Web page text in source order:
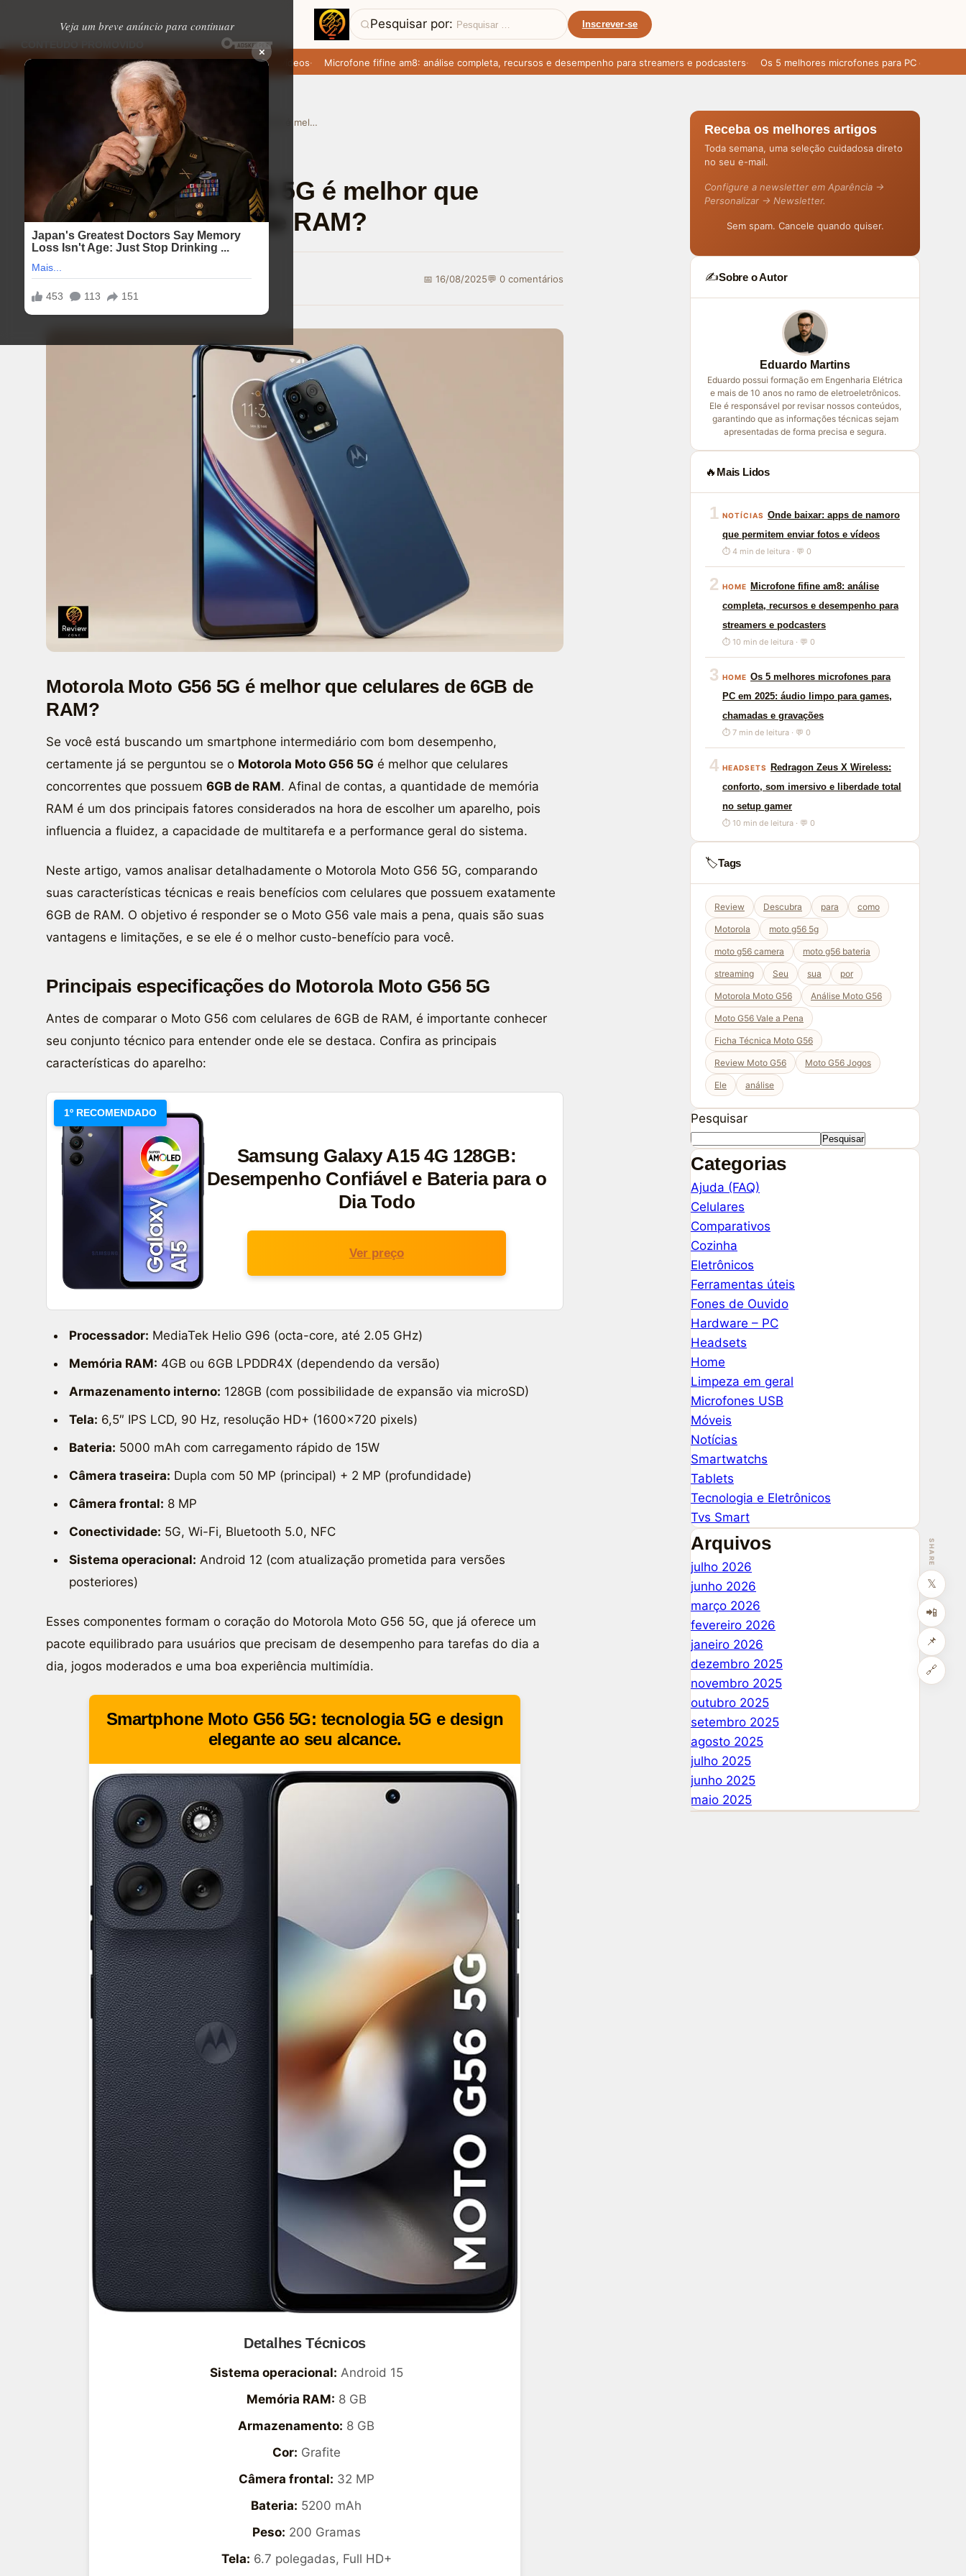
Veja um breve anúncio para continuar
×
SHARE
𝕏
📲
📌
🔗
Pesquisar por: Inscrever-se
EM ALTA
baixar: apps de namoro que permitem enviar fotos e vídeos Microfone fifine am8: análise completa, recursos e desempenho para streamers e podcasters Os 5 melhores microfones para PC em 2025:
Ajuda (FAQ) › Motorola Moto G56 5G é melhor que celulares de 6GB de RAM?
Ajuda (FAQ) ⏱ 8 min de leitura
Motorola Moto G56 5G é melhor que
celulares de 6GB de RAM?
📅 16/08/2025💬 0 comentários
Motorola Moto G56 5G é melhor que celulares de 6GB de
RAM?
Se você está buscando um smartphone intermediário com bom desempenho,
certamente já se perguntou se o Motorola Moto G56 5G é melhor que celulares
concorrentes que possuem 6GB de RAM. Afinal de contas, a quantidade de memória
RAM é um dos principais fatores considerados na hora de escolher um aparelho, pois
influencia a fluidez, a capacidade de multitarefa e a performance geral do sistema.
Neste artigo, vamos analisar detalhadamente o Motorola Moto G56 5G, comparando
suas características técnicas e reais benefícios com celulares que possuem exatamente
6GB de RAM. O objetivo é responder se o Moto G56 vale mais a pena, quais são suas
vantagens e limitações, e se ele é o melhor custo-benefício para você.
Principais especificações do Motorola Moto G56 5G
Antes de comparar o Moto G56 com celulares de 6GB de RAM, é importante conhecer
seu conjunto técnico para entender onde ele se destaca. Confira as principais
características do aparelho:
1º RECOMENDADO
Samsung Galaxy A15 4G 128GB:
Desempenho Confiável e Bateria para o
Dia Todo
Ver preço
Processador: MediaTek Helio G96 (octa-core, até 2.05 GHz)
Memória RAM: 4GB ou 6GB LPDDR4X (dependendo da versão)
Armazenamento interno: 128GB (com possibilidade de expansão via microSD)
Tela: 6,5″ IPS LCD, 90 Hz, resolução HD+ (1600×720 pixels)
Bateria: 5000 mAh com carregamento rápido de 15W
Câmera traseira: Dupla com 50 MP (principal) + 2 MP (profundidade)
Câmera frontal: 8 MP
Conectividade: 5G, Wi-Fi, Bluetooth 5.0, NFC
Sistema operacional: Android 12 (com atualização prometida para versões
posteriores)
Esses componentes formam o coração do Motorola Moto G56 5G, que já oferece um
pacote equilibrado para usuários que precisam de desempenho para tarefas do dia a
dia, jogos moderados e uma boa experiência multimídia.
Smartphone Moto G56 5G: tecnologia 5G e design
elegante ao seu alcance.
Detalhes Técnicos
Sistema operacional: Android 15
Memória RAM: 8 GB
Armazenamento: 8 GB
Cor: Grafite
Câmera frontal: 32 MP
Bateria: 5200 mAh
Peso: 200 Gramas
Tela: 6.7 polegadas, Full HD+
Receba os melhores artigos
Toda semana, uma seleção cuidadosa direto
no seu e-mail.
Configure a newsletter em Aparência →
Personalizar → Newsletter.
Sem spam. Cancele quando quiser.
✍️Sobre o Autor
Eduardo Martins
Eduardo possui formação em Engenharia Elétrica
e mais de 10 anos no ramo de eletroeletrônicos.
Ele é responsável por revisar nossos conteúdos,
garantindo que as informações técnicas sejam
apresentadas de forma precisa e segura.
🔥 Mais Lidos
1 NOTÍCIAS Onde baixar: apps de namoro
que permitem enviar fotos e vídeos
⏱ 4 min de leitura · 💬 0
2 HOME
Microfone fifine am8: análise
completa, recursos e desempenho para
streamers e podcasters
⏱ 10 min de leitura · 💬 0
3 HOME Os 5 melhores microfones para
PC em 2025: áudio limpo para games,
chamadas e gravações
⏱ 7 min de leitura · 💬 0
4 HEADSETS
Redragon Zeus X Wireless:
conforto, som imersivo e liberdade total
no setup gamer
⏱ 10 min de leitura · 💬 0
🏷️Tags
Review Descubra para como
Motorola moto g56 5g
moto g56 camera moto g56 bateria
streaming Seu sua por
Motorola Moto G56 Análise Moto G56
Moto G56 Vale a Pena
Ficha Técnica Moto G56
Review Moto G56 Moto G56 Jogos
Ele análise
Pesquisar
Pesquisar
Categorias
Ajuda (FAQ)
Celulares
Comparativos
Cozinha
Eletrônicos
Ferramentas úteis
Fones de Ouvido
Hardware – PC
Headsets
Home
Limpeza em geral
Microfones USB
Móveis
Notícias
Smartwatchs
Tablets
Tecnologia e Eletrônicos
Tvs Smart
Arquivos
julho 2026
junho 2026
março 2026
fevereiro 2026
janeiro 2026
dezembro 2025
novembro 2025
outubro 2025
setembro 2025
agosto 2025
julho 2025
junho 2025
maio 2025